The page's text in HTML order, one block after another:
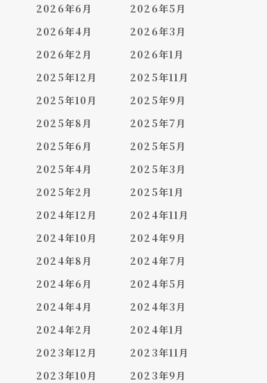
2026年6月
2026年5月
2026年4月
2026年3月
2026年2月
2026年1月
2025年12月
2025年11月
2025年10月
2025年9月
2025年8月
2025年7月
2025年6月
2025年5月
2025年4月
2025年3月
2025年2月
2025年1月
2024年12月
2024年11月
2024年10月
2024年9月
2024年8月
2024年7月
2024年6月
2024年5月
2024年4月
2024年3月
2024年2月
2024年1月
2023年12月
2023年11月
2023年10月
2023年9月